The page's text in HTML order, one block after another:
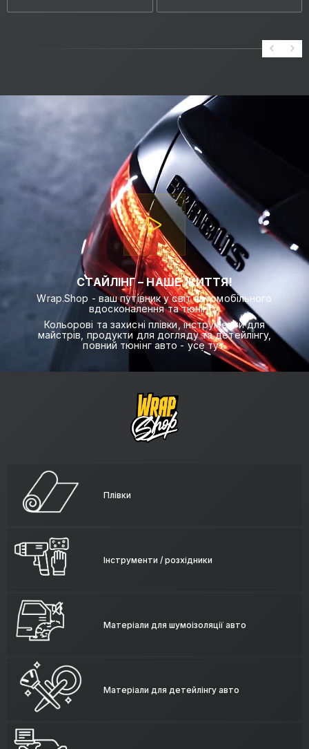
СТАЙЛІНГ – НАШЕ ЖИТТЯ!
Wrap.Shop - ваш путівник у світ автомобільного
вдосконалення та тюнінгу.
Кольорові та захисні плівки, інструменти для
майстрів, продукти для догляду та детейлінгу,
повний тюнінг авто - усе тут.
Плівки
Інструменти / розхідники
Матеріали для шумоізоляції авто
Матеріали для детейлінгу авто